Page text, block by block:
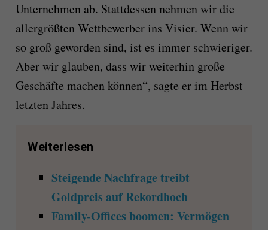
Unternehmen ab. Stattdessen nehmen wir die
allergrößten Wettbewerber ins Visier. Wenn wir
so groß geworden sind, ist es immer schwieriger.
Aber wir glauben, dass wir weiterhin große
Geschäfte machen können“, sagte er im Herbst
letzten Jahres.
Weiterlesen
Steigende Nachfrage treibt
Goldpreis auf Rekordhoch
Family-Offices boomen: Vermögen